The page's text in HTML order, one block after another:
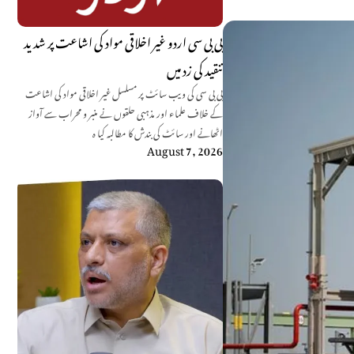
بی بی سی اردو غیر اخلاقی مواد کی اشاعت پر شدید
تنقید کی زد میں
بی بی سی کی ویب سائٹ پر مسلسل غیر اخلاقی مواد کی اشاعت
کے خلاف علماء اور مذہبی حلقوں نے منبر و محراب سے آواز
اٹھانے اور سائٹ کی بندش کا مطالبہ کیا ہ
August 7, 2026